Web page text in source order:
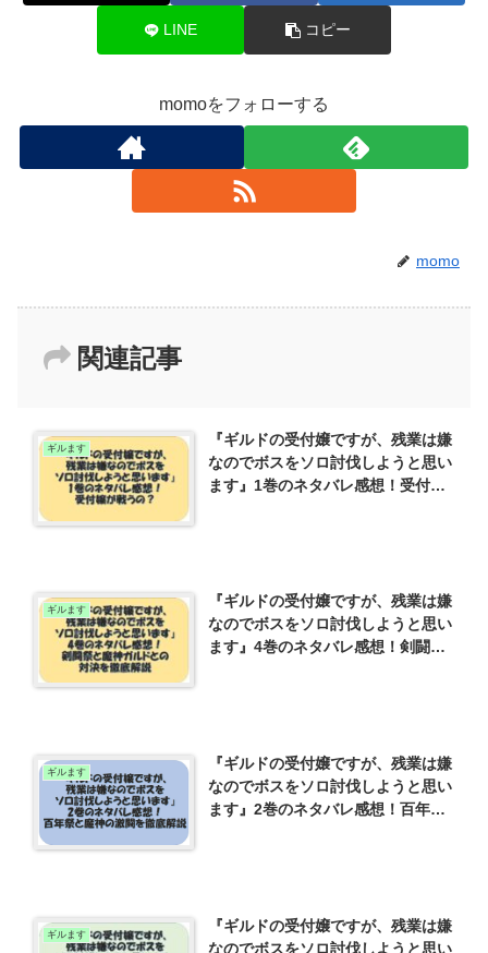
LINE コピー
momoをフォローする
momo
関連記事
ギルます
『ギルドの受付嬢ですが、残業は嫌
なのでボスをソロ討伐しようと思い
ます』1巻のネタバレ感想！受付嬢
ギルます
『ギルドの受付嬢ですが、残業は嫌
なのでボスをソロ討伐しようと思い
ます』4巻のネタバレ感想！剣闘祭
ギルます
『ギルドの受付嬢ですが、残業は嫌
なのでボスをソロ討伐しようと思い
ます』2巻のネタバレ感想！百年祭
ギルます
『ギルドの受付嬢ですが、残業は嫌
なのでボスをソロ討伐しようと思い